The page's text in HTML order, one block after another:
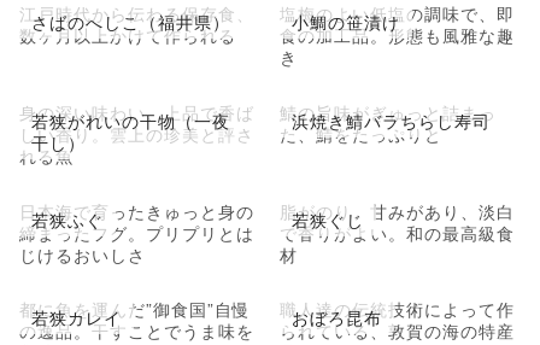
さばのへしこ（福井県）
江戸時代から伝わる保存食、
数ヶ月以上かけて作られる
小鯛の笹漬け
塩梅のよい低塩の調味で、即
食の加工品。形態も風雅な趣
き
若狭がれいの干物（一夜
干し）
身の深い味わい、上品で香ば
しい香り。雲上の珍美と評さ
れる魚
浜焼き鯖バラちらし寿司
鯖の旨味がぎゅっと詰まっ
た、鯖をたっぷりと
若狭ふぐ
日本海で育ったきゅっと身の
締まったフグ。プリプリとは
じけるおいしさ
若狭ぐじ
脂がのり、甘みがあり、淡白
で香りがよい。和の最高級食
材
若狭カレイ
都に魚を運んだ”御食国”自慢
の逸品。干すことでうま味を
おぼろ昆布
職人達の伝統技術によって作
られている、敦賀の海の特産